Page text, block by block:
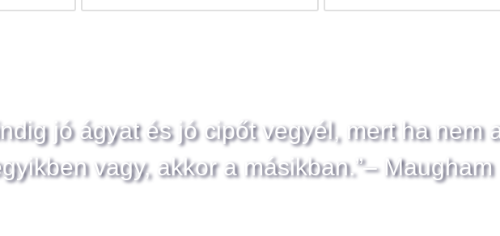
jó ágyat és jó cipőt vegyél, mert ha nem
vagy, akkor a másikban.”– Maugham